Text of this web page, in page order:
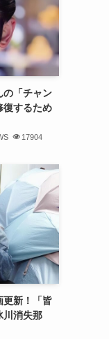
の「チャン
復するため
17904
更新！「皆
川消失那